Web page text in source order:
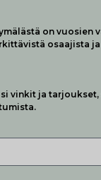
on vuosien
osaajista ja
vinkit ja tarjoukset,